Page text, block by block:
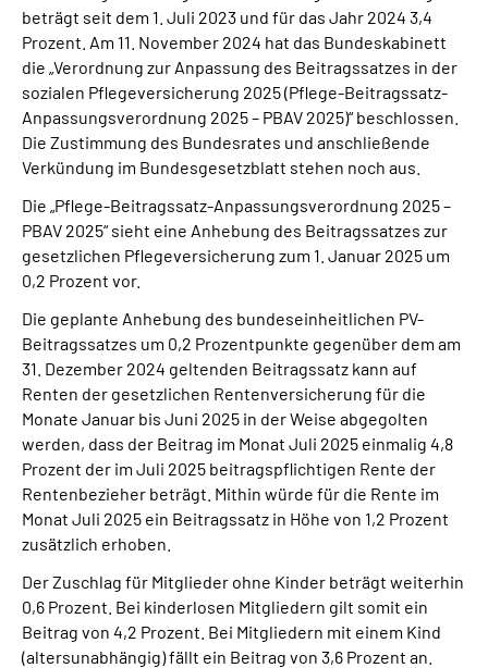
beträgt seit dem 1. Juli 2023 und für das Jahr 2024 3,4
Prozent. Am 11. November 2024 hat das Bundeskabinett
die „Verordnung zur Anpassung des Beitragssatzes in der
sozialen Pflegeversicherung 2025 (Pflege-Beitragssatz-
Anpassungsverordnung 2025 – PBAV 2025)“ beschlossen.
Die Zustimmung des Bundesrates und anschließende
Verkündung im Bundesgesetzblatt stehen noch aus.
Die „Pflege-Beitragssatz-Anpassungsverordnung 2025 –
PBAV 2025“ sieht eine Anhebung des Beitragssatzes zur
gesetzlichen Pflegeversicherung zum 1. Januar 2025 um
0,2 Prozent vor.
Die geplante Anhebung des bundeseinheitlichen PV-
Beitragssatzes um 0,2 Prozentpunkte gegenüber dem am
31. Dezember 2024 geltenden Beitragssatz kann auf
Renten der gesetzlichen Rentenversicherung für die
Monate Januar bis Juni 2025 in der Weise abgegolten
werden, dass der Beitrag im Monat Juli 2025 einmalig 4,8
Prozent der im Juli 2025 beitragspflichtigen Rente der
Rentenbezieher beträgt. Mithin würde für die Rente im
Monat Juli 2025 ein Beitragssatz in Höhe von 1,2 Prozent
zusätzlich erhoben.
Der Zuschlag für Mitglieder ohne Kinder beträgt weiterhin
0,6 Prozent. Bei kinderlosen Mitgliedern gilt somit ein
Beitrag von 4,2 Prozent. Bei Mitgliedern mit einem Kind
(altersunabhängig) fällt ein Beitrag von 3,6 Prozent an.